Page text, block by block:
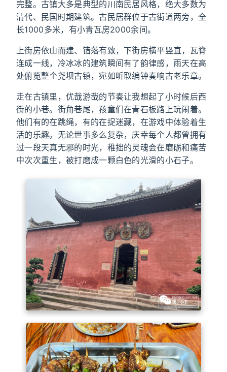
完整。古镇大多是典型的川南民居风格，绝大多数为
清代、民国时期建筑。古民居群位于古街道两旁，全
长1000多米，有小青瓦房2000余间。
上街房依山而建、错落有致，下街房横平竖直，瓦脊
连成一线，冷冰冰的建筑瞬间有了韵律感，雨天在高
处俯览整个尧坝古镇，宛如听取编钟奏响古老乐章。
走在古镇里，优哉游哉的节奏让我想起了小时候后西
街的小巷。街角巷尾，孩童们在青石板路上玩闹着。
他们有的在跳绳，有的在捉迷藏，在游戏中体验着生
活的乐趣。无论世事多么复杂，庆幸每个人都曾拥有
过一段天真无邪的时光，稚拙的灵魂会在磨砺和痛苦
中次次重生，被打磨成一颗白色的光滑的小石子。